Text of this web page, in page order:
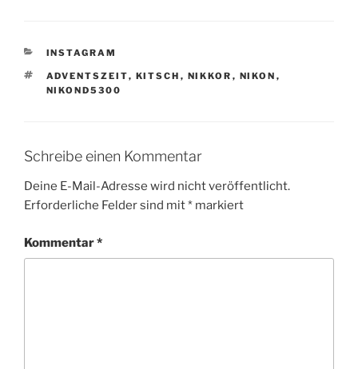
KATEGORIEN
INSTAGRAM
SCHLAGWÖRTER
ADVENTSZEIT, KITSCH , NIKKOR , NIKON ,
NIKOND5300
Schreibe einen Kommentar
Deine E-Mail-Adresse wird nicht veröffentlicht.
Erforderliche Felder sind mit* markiert
Kommentar*